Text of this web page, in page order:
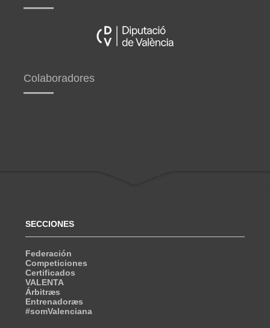
Colaboradores
SECCIONES
Federación
Competiciones
Certificados
VALENTA
Árbitræs
Entrenadoræs
#somValenciana